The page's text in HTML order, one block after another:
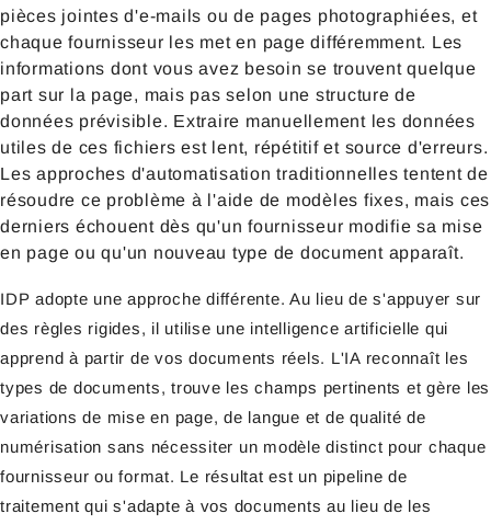
pièces jointes d'e-mails ou de pages photographiées, et
chaque fournisseur les met en page différemment. Les
informations dont vous avez besoin se trouvent quelque
part sur la page, mais pas selon une structure de
données prévisible. Extraire manuellement les données
utiles de ces fichiers est lent, répétitif et source d'erreurs.
Les approches d'automatisation traditionnelles tentent de
résoudre ce problème à l'aide de modèles fixes, mais ces
derniers échouent dès qu'un fournisseur modifie sa mise
en page ou qu'un nouveau type de document apparaît.
IDP adopte une approche différente. Au lieu de s'appuyer sur
des règles rigides, il utilise une intelligence artificielle qui
apprend à partir de vos documents réels. L'IA reconnaît les
types de documents, trouve les champs pertinents et gère les
variations de mise en page, de langue et de qualité de
numérisation sans nécessiter un modèle distinct pour chaque
fournisseur ou format. Le résultat est un pipeline de
traitement qui s'adapte à vos documents au lieu de les